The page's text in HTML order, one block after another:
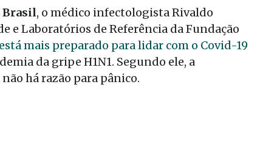
Brasil, o médico infectologista Rivaldo
e Laboratórios de Referência da Fundação
mais preparado para lidar com o Covid-19
da gripe H1N1. Segundo ele, a
há razão para pânico.